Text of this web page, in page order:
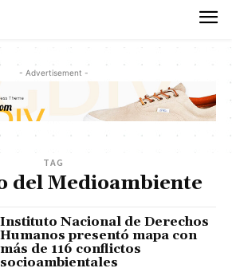
- Advertisement -
TAG
del Medioambiente
Instituto Nacional de Derechos
Humanos presentó mapa con
más de 116 conflictos
socioambientales